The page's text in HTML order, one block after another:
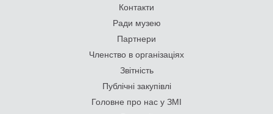
Контакти
Ради музею
Партнери
Членство в організаціях
Звітність
Публічні закупівлі
Головне про нас у ЗМІ